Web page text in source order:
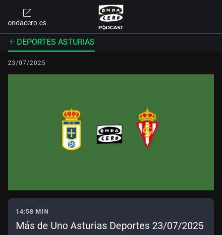
ondacero.es
DEPORTES ASTURIAS
23/07/2025
14:58 MIN
Más de Uno Asturias Deportes 23/07/2025